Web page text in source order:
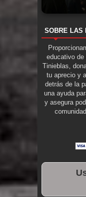
SOBRE LAS
educativo de
Tinieblas,
tu aprecio y
detrás de la
una ayuda
y asegura